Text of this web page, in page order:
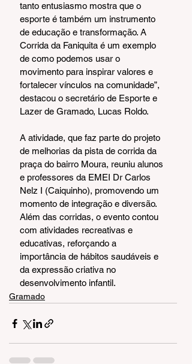
tanto entusiasmo mostra que o
esporte é também um instrumento
de educação e transformação. A
Corrida da Faniquita é um exemplo
de como podemos usar o
movimento para inspirar valores e
fortalecer vínculos na comunidade”,
destacou o secretário de Esporte e
Lazer de Gramado, Lucas Roldo.
A atividade, que faz parte do projeto
de melhorias da pista de corrida da
praça do bairro Moura, reuniu alunos
e professores da EMEI Dr Carlos
Nelz I (Caiquinho), promovendo um
momento de integração e diversão.
Além das corridas, o evento contou
com atividades recreativas e
educativas, reforçando a
importância de hábitos saudáveis e
da expressão criativa no
desenvolvimento infantil.
Gramado